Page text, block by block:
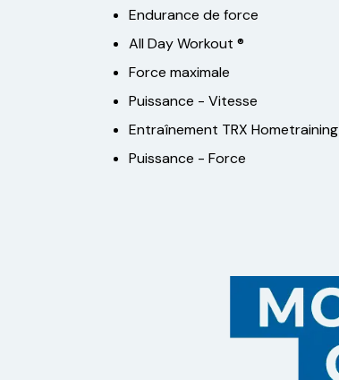
Endurance de force
All Day Workout ®
Force maximale
Puissance - Vitesse
Entraînement TRX Hometraining
Puissance - Force